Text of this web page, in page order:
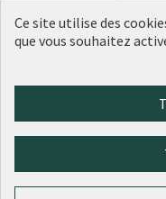
(Lien externe)
(Lien externe)
(Lien externe)
(Lien(Lien
(Lien externe)
Ce site utilise des
que vous souhaitez